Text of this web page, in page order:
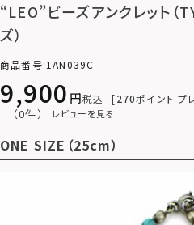
“LEO”ビーズアンクレット（
ズ）
商品番号 1AN039C
9,900 税込 270ポイント プ
（0件） レビューを見る
ONE SIZE（25cm）